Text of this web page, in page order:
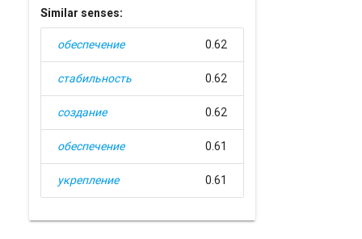
Similar senses:
обеспечение 0.62
стабильность 0.62
создание 0.62
обеспечение 0.61
укрепление 0.61